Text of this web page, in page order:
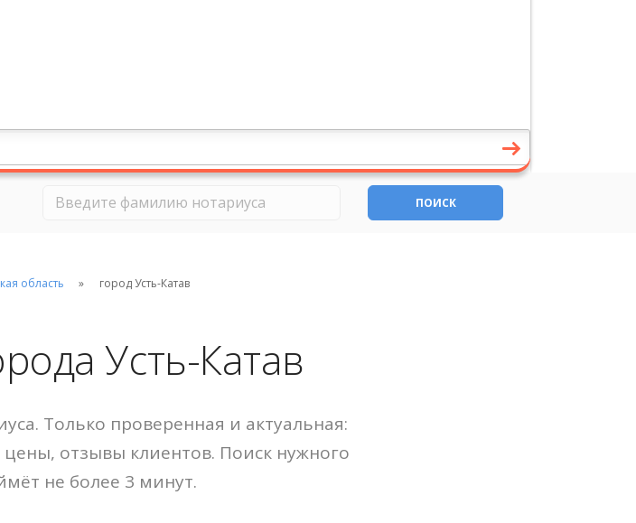
ПОИСК
область город Усть-Катав
Усть-Катав
Только проверенная и актуальная:
отзывы клиентов. Поиск нужного
не более 3 минут.